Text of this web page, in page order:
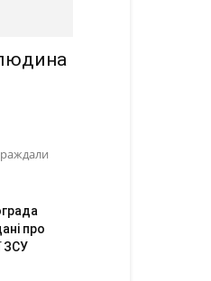
про
ЗСУ